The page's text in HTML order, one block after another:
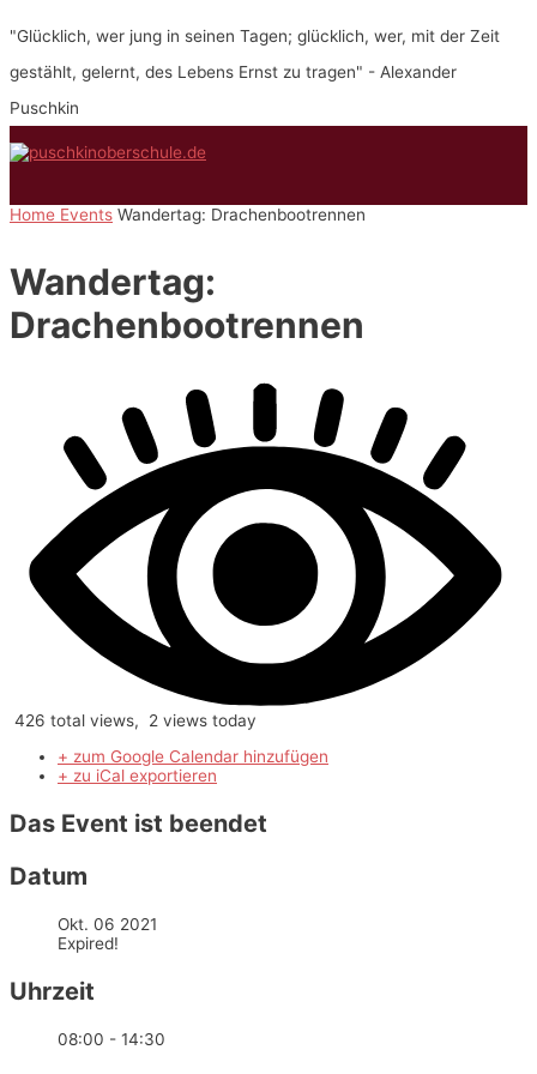
Inhalt
"Glücklich, wer jung in seinen Tagen; glücklich, wer, mit der Zeit
gestählt, gelernt, des Lebens Ernst zu tragen" - Alexander
Puschkin
Home Events Wandertag: Drachenbootrennen
Wandertag:
Drachenbootrennen
426 total views, 2 views today
+ zum Google Calendar hinzufügen
+ zu iCal exportieren
Das Event ist beendet
Datum
Okt. 06 2021
Expired!
Uhrzeit
08:00 - 14:30